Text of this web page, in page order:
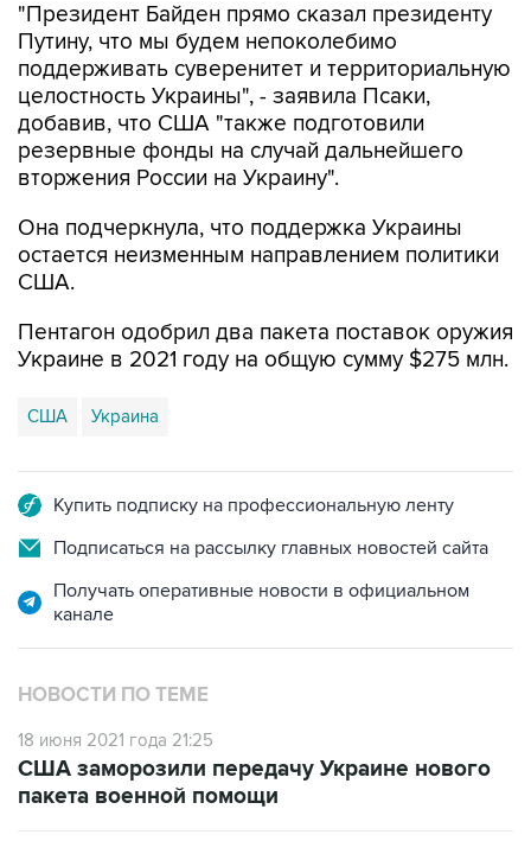
"Президент Байден прямо сказал президенту
Путину, что мы будем непоколебимо
поддерживать суверенитет и территориальную
целостность Украины", - заявила Псаки,
добавив, что США "также подготовили
резервные фонды на случай дальнейшего
вторжения России на Украину".
Она подчеркнула, что поддержка Украины
остается неизменным направлением политики
США.
Пентагон одобрил два пакета поставок оружия
Украине в 2021 году на общую сумму $275 млн.
США Украина
Купить подписку на профессиональную ленту
Подписаться на рассылку главных новостей сайта
Получать оперативные новости в официальном
канале
НОВОСТИ ПО ТЕМЕ
18 июня 2021 года 21:25
США заморозили передачу Украине нового
пакета военной помощи